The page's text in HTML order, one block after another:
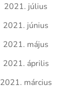
2021. július
2021. június
2021. május
2021. április
2021. március